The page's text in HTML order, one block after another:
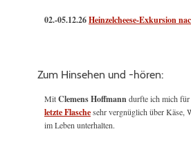
02.-05.12.26Heinzelcheese-Exkursion
Zum Hinsehen und -hören:
MitClemens Hoffmanndurfte ich mich für
letzte Flaschesehr vergnüglich über Käse,
im Leben unterhalten.